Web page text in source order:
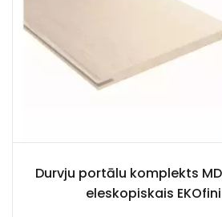
Durvju portālu komplekts
eleskopiskais